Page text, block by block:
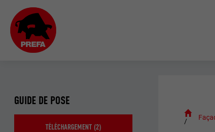
GUIDE DE POSE
TÉLÉCHARGEMENT (2)